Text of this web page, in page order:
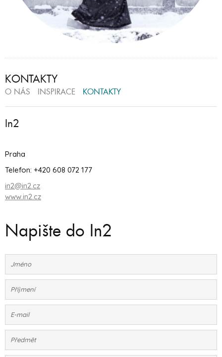
KONTAKTY
O NÁS INSPIRACE KONTAKTY
In2
Praha
Telefon: +420 608 072 177
in2@in2.cz
www.in2.cz
Napište do In2